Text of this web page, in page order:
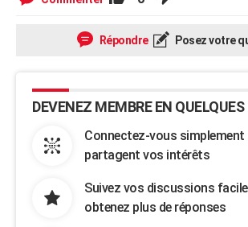
Répondre Posez votre
DEVENEZ MEMBRE EN
Connectez-vous simplement
partagent vos intérêts
Suivez vos discussions
obtenez plus de réponses